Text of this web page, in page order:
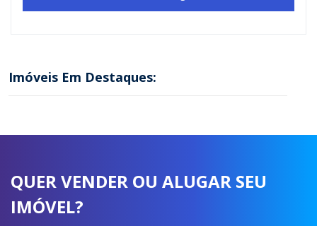
Imóveis Em Destaques:
QUER VENDER OU ALUGAR SEU
IMÓVEL?